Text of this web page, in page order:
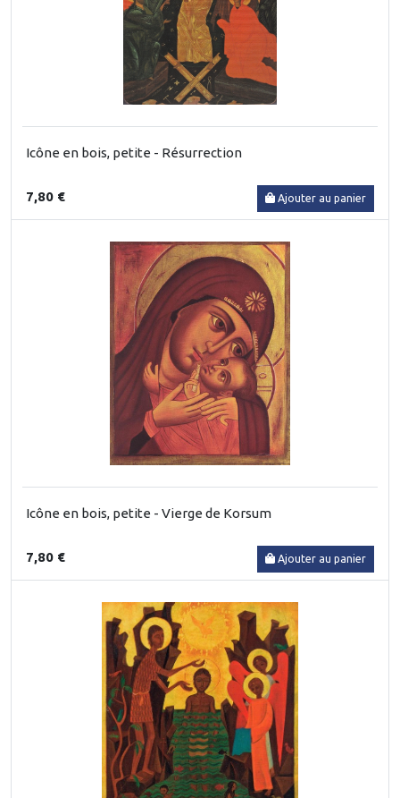
Icône en bois, petite - Résurrection
7,80 € Ajouter au panier
Icône en bois, petite - Vierge de Korsum
7,80 € Ajouter au panier